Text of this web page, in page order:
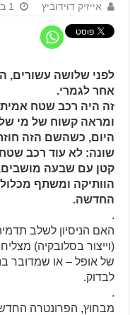
אייזיק דוידוביץ 1 בנובמבר 2025
לפני שלושה עשורים,
אחר לגמרי.
זה היה רכב שטח
ומראה קשוח של מי
היום, כשהשם הזה חוזר
שונה: לא עוד רכב שטח
קטן עם שבעה מושבים,
החדשה.
האם הניסיון לשלב
(וייצור בסלובקיה)
של אופל – או שמדובר
לבדוק.
מבחוץ, הפרונטרה החדשה